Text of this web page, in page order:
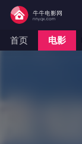
首页 电影